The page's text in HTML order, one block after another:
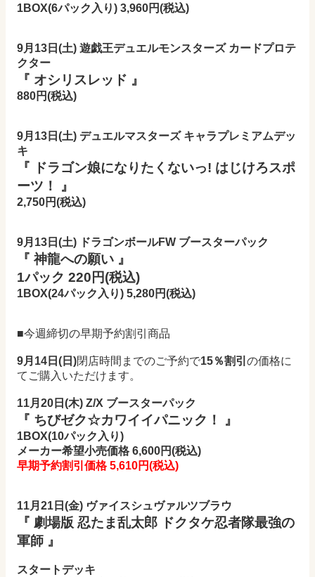
1BOX(6パック入り) 3,960円(税込)
9月13日(土) 遊戯王デュエルモンスターズ カードプロテ
クター
『 オシリスレッド 』
880円(税込)
9月13日(土) デュエルマスターズ キャラプレミアムデッ
キ
『 ドラゴン娘になりたくないっ! はじけろスポ
ーツ！ 』
2,750円(税込)
9月13日(土) ドラゴンボールFW ブースターパック
『 神龍への願い 』
1パック 220円(税込)
1BOX(24パック入り) 5,280円(税込)
■今週締切の早期予約割引商品
9月14 日(日)閉店時間までのご予約で15％割引 の価格に
てご購入いただけます。
11月20日(木) Z/X ブースターパック
『 ちびゼク☆カワイイパニック！ 』
1BOX(10パック入り)
メーカー希望小売価格 6,600円(税込)
早期予約割引価格 5,610円(税込)
11月21日(金) ヴァイスシュヴァルツブラウ
『 劇場版 忍たま乱太郎 ドクタケ忍者隊最強の
軍師 』
スタートデッキ